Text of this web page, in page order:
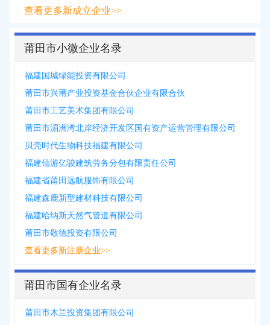
查看更多新成立企业>>
莆田市小微企业名录
福建国城绿能投资有限公司
莆田市兴莆产业投资基金合伙企业有限合伙
莆田市工艺美术集团有限公司
莆田市湄洲湾北岸经济开发区国有资产运营管理有限公司
贝壳时代生物科技福建有限公司
福建仙游亿骏建筑劳务分包有限责任公司
福建省莆田远航服饰有限公司
福建森鹿新型建材科技有限公司
福建哈纳斯天然气管道有限公司
莆田市敬德投资有限公司
查看更多新注册企业>>
莆田市国有企业名录
莆田市木兰投资集团有限公司